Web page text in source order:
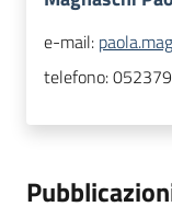
e-mail:
telefono: